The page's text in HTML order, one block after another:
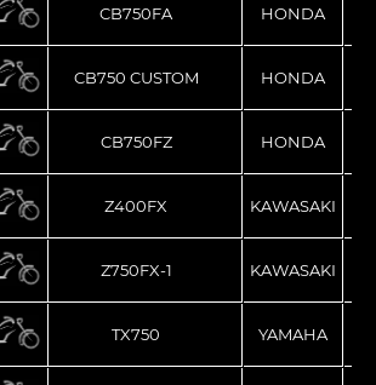
CB750FA HONDA
CB750 CUSTOM HONDA
CB750FZ HONDA
Z400FX KAWASAKI
Z750FX-1 KAWASAKI
TX750 YAMAHA